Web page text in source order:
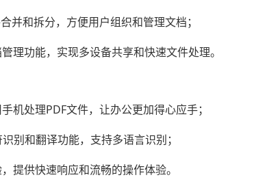
并和拆分，方便用户组织和管理文档；
理功能，实现多设备共享和快速文件处理。
机处理PDF文件，让办公更加得心应手；
别和翻译功能，支持多语言识别；
提供快速响应和流畅的操作体验。